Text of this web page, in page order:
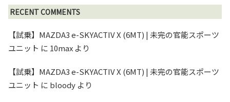
RECENT COMMENTS
【試乗】MAZDA3 e-SKYACTIV X (6MT) | 未完の官能スポーツ
ユニット に 10max より
【試乗】MAZDA3 e-SKYACTIV X (6MT) | 未完の官能スポーツ
ユニット に bloody より